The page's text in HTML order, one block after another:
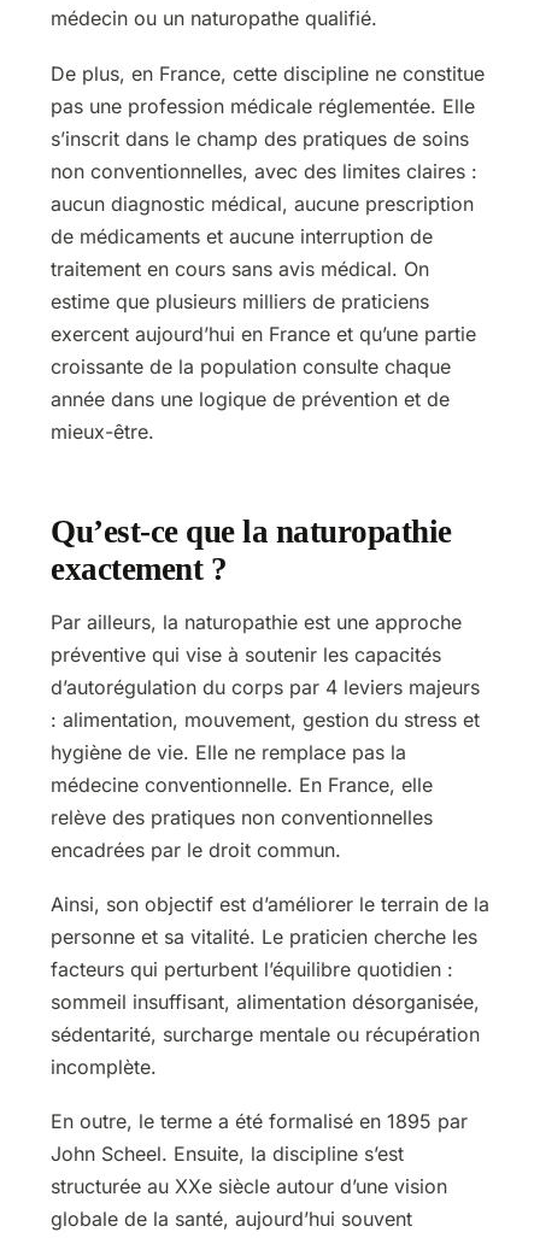
médecin ou un naturopathe qualifié.
De plus, en France, cette discipline ne constitue
pas une profession médicale réglementée. Elle
s’inscrit dans le champ des pratiques de soins
non conventionnelles, avec des limites claires :
aucun diagnostic médical, aucune prescription
de médicaments et aucune interruption de
traitement en cours sans avis médical. On
estime que plusieurs milliers de praticiens
exercent aujourd’hui en France et qu’une partie
croissante de la population consulte chaque
année dans une logique de prévention et de
mieux-être.
Qu’est-ce que la naturopathie
exactement ?
Par ailleurs, la naturopathie est une approche
préventive qui vise à soutenir les capacités
d’autorégulation du corps par 4 leviers majeurs
: alimentation, mouvement, gestion du stress et
hygiène de vie. Elle ne remplace pas la
médecine conventionnelle. En France, elle
relève des pratiques non conventionnelles
encadrées par le droit commun.
Ainsi, son objectif est d’améliorer le terrain de la
personne et sa vitalité. Le praticien cherche les
facteurs qui perturbent l’équilibre quotidien :
sommeil insuffisant, alimentation désorganisée,
sédentarité, surcharge mentale ou récupération
incomplète.
En outre, le terme a été formalisé en 1895 par
John Scheel. Ensuite, la discipline s’est
structurée au XXe siècle autour d’une vision
globale de la santé, aujourd’hui souvent